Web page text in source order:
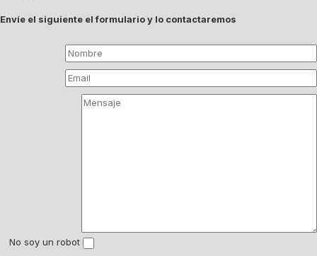
Envíe el siguiente el formulario y lo contactaremos
No soy un robot